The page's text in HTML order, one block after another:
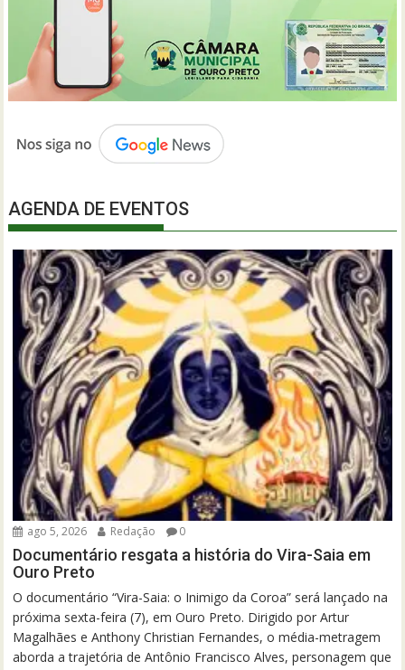
AGENDA DE EVENTOS
ago 5, 2026 Redação 0
Documentário resgata a história do Vira-Saia em
Ouro Preto
O documentário “Vira-Saia: o Inimigo da Coroa” será lançado na
próxima sexta-feira (7), em Ouro Preto. Dirigido por Artur
Magalhães e Anthony Christian Fernandes, o média-metragem
aborda a trajetória de Antônio Francisco Alves, personagem que